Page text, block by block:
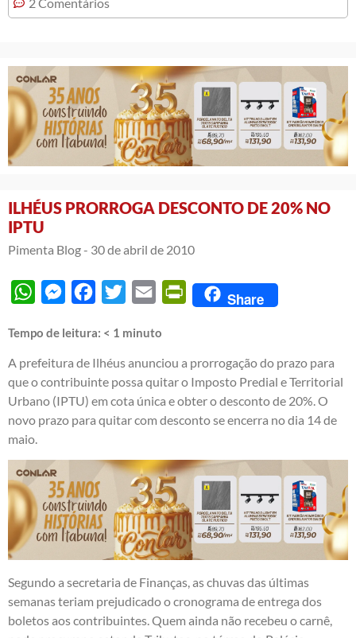
ILHÉUS PRORROGA DESCONTO DE 20% NO
IPTU
Pimenta Blog - 30 de abril de 2010
WhatsAppMessengerFacebook
Twitter Email PrintFriendly
Share
Tempo de leitura: < 1 minuto
A prefeitura de Ilhéus anunciou a prorrogação do prazo para
que o contribuinte possa quitar o Imposto Predial e Territorial
Urbano (IPTU) em cota única e obter o desconto de 20%. O
novo prazo para quitar com desconto se encerra no dia 14 de
maio.
Segundo a secretaria de Finanças, as chuvas das últimas
semanas teriam prejudicado o cronograma de entrega dos
boletos aos contribuintes. Quem ainda não recebeu o carnê,